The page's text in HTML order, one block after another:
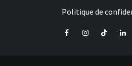
Politique de
FacebookInstagramTiktok